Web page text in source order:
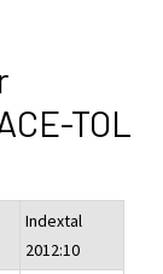
TOL
Indextal
2012:10